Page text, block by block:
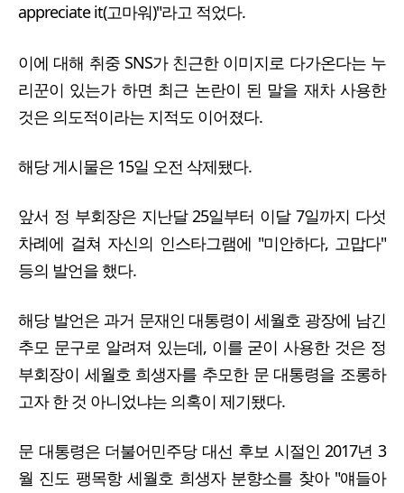
appreciate it(고마워)"라고 적었다.
이에 대해 취중 SNS가 친근한 이미지로 다가온다는 누
리꾼이 있는가 하면 최근 논란이 된 말을 재차 사용한
것은 의도적이라는 지적도 이어졌다.
해당 게시물은 15일 오전 삭제됐다.
앞서 정 부회장은 지난달 25일부터 이달 7일까지 다섯
차례에 걸쳐 자신의 인스타그램에 "미안하다, 고맙다"
등의 발언을 했다.
해당 발언은 과거 문재인 대통령이 세월호 광장에 남긴
추모 문구로 알려져 있는데, 이를 굳이 사용한 것은 정
부회장이 세월호 희생자를 추모한 문 대통령을 조롱하
고자 한 것 아니었냐는 의혹이 제기됐다.
문 대통령은 더불어민주당 대선 후보 시절인 2017년 3
월 진도 팽목항 세월호 희생자 분향소를 찾아 "얘들아